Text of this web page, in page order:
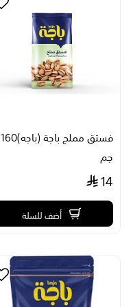
فستق مملح باجة (باجه)160
جم
14
أضف للسلة